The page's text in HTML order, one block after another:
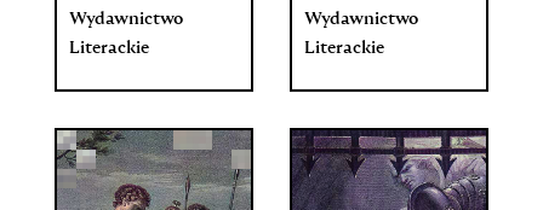
Wydawnictwo
Literackie
Wydawnictwo
Literackie